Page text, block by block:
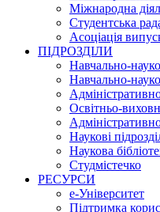
Міжнародна
Студентська
Асоціація
ПІДРОЗДІЛИ
Навчально-
Навчально-
Освітньо-
Наукові
Наукова
Студмістечко
РЕСУРСИ
е-Університет
Підтримка